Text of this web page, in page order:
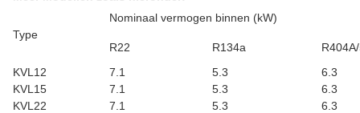
Type
Nominaal vermogen binnen (kW)
R22 R134a
KVL12
7.1 5.3
6.3
KVL15
7.1 5.3
6.3
KVL22
7.1 5.3
6.3